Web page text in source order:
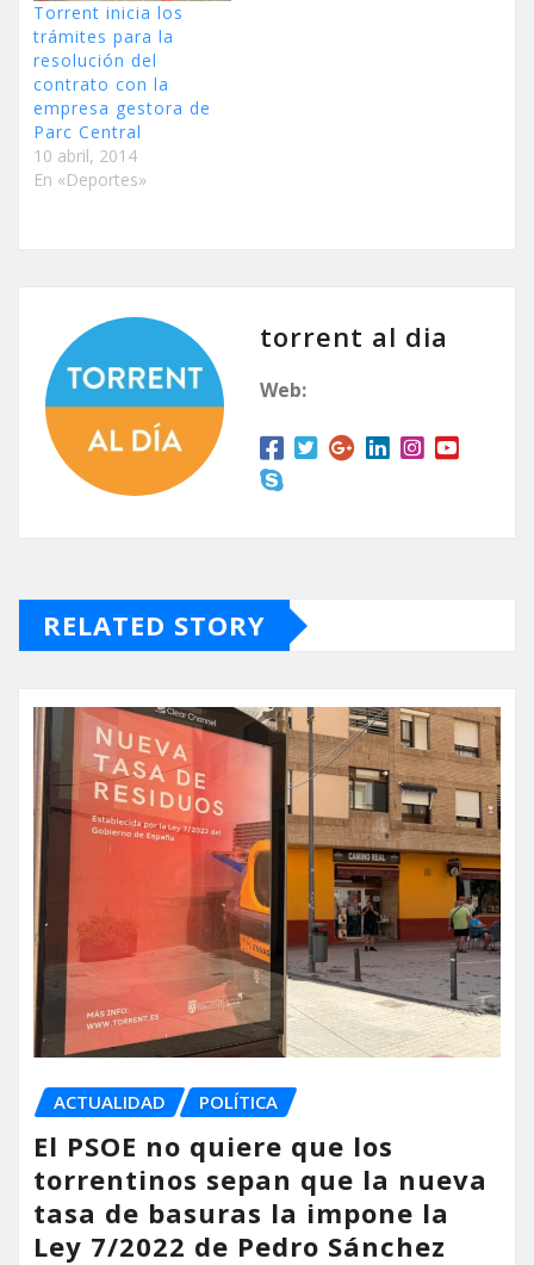
Torrent inicia los
trámites para la
resolución del
contrato con la
empresa gestora de
Parc Central
10 abril, 2014
En «Deportes»
torrent al dia
Web:
RELATED STORY
ACTUALIDAD POLÍTICA
El PSOE no quiere que los
torrentinos sepan que la nueva
tasa de basuras la impone la
Ley 7/2022 de Pedro Sánchez